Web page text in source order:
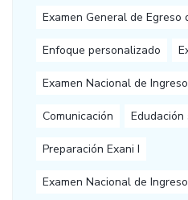
Examen General de Egreso
Enfoque personalizado
Examen Nacional de
Comunicación
Preparación Exani I
Examen Nacional de